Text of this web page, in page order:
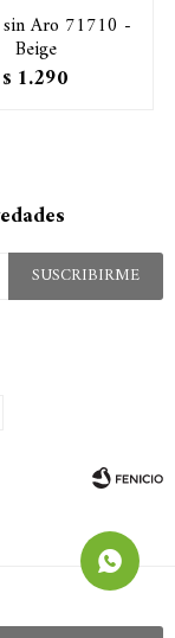
sin Aro 71710 -
Beige
$ 1.290
SUSCRIBIRME